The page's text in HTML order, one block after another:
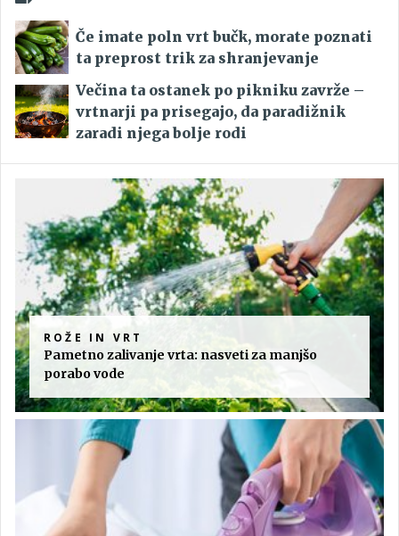
Če imate poln vrt bučk, morate poznati
ta preprost trik za shranjevanje
Večina ta ostanek po pikniku zavrže –
vrtnarji pa prisegajo, da paradižnik
zaradi njega bolje rodi
ROŽE IN VRT
Pametno zalivanje vrta: nasveti za manjšo
porabo vode